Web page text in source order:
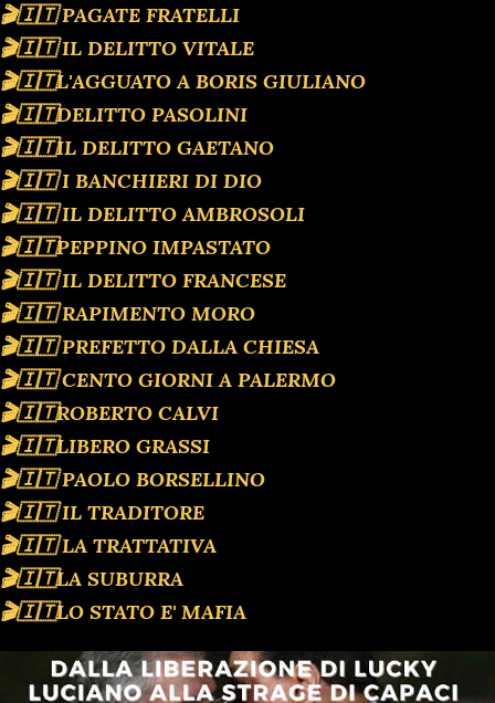
🎬🇮🇹 PAGATE FRATELLI
🎬🇮🇹 IL DELITTO VITALE
🎬🇮🇹L'AGGUATO A BORIS GIULIANO
🎬🇮🇹DELITTO PASOLINI
🎬🇮🇹IL DELITTO GAETANO
🎬🇮🇹 I BANCHIERI DI DIO
🎬🇮🇹 IL DELITTO AMBROSOLI
🎬🇮🇹PEPPINO IMPASTATO
🎬🇮🇹 IL DELITTO FRANCESE
🎬🇮🇹 RAPIMENTO MORO
🎬🇮🇹 PREFETTO DALLA CHIESA
🎬🇮🇹 CENTO GIORNI A PALERMO
🎬🇮🇹ROBERTO CALVI
🎬🇮🇹LIBERO GRASSI
🎬🇮🇹 PAOLO BORSELLINO
🎬🇮🇹 IL TRADITORE
🎬🇮🇹 LA TRATTATIVA
🎬🇮🇹LA SUBURRA
🎬🇮🇹LO STATO E' MAFIA